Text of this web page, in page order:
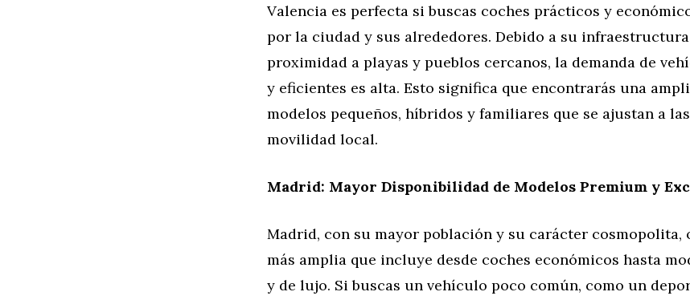
Valencia es perfecta si buscas coches prácticos y
por la ciudad y sus alrededores. Debido a su
proximidad a playas y pueblos cercanos, la demanda de
y eficientes es alta. Esto significa que encontrarás una
modelos pequeños, híbridos y familiares que se ajustan a
movilidad local.
Madrid: Mayor Disponibilidad de Modelos Premium y
Madrid, con su mayor población y su carácter cosmopolita,
más amplia que incluye desde coches económicos hasta
y de lujo. Si buscas un vehículo poco común, como un